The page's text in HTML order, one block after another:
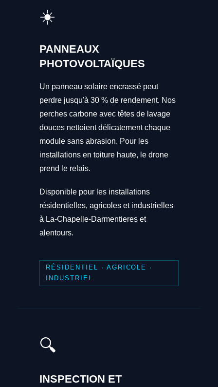
☀️
PANNEAUX
PHOTOVOLTAÏQUES
Un panneau solaire encrassé peut
perdre jusqu'à 30 % de rendement. Nos
perches carbone avec têtes de lavage
douces nettoient délicatement chaque
module sans abrasion. Pour les
installations en toiture haute, le drone
prend le relais.
Disponible pour les installations
résidentielles, agricoles et industrielles
à La-Chapelle-Darmentieres et
alentours.
RÉSIDENTIEL · AGRICOLE ·
INDUSTRIEL
🔍
INSPECTION ET